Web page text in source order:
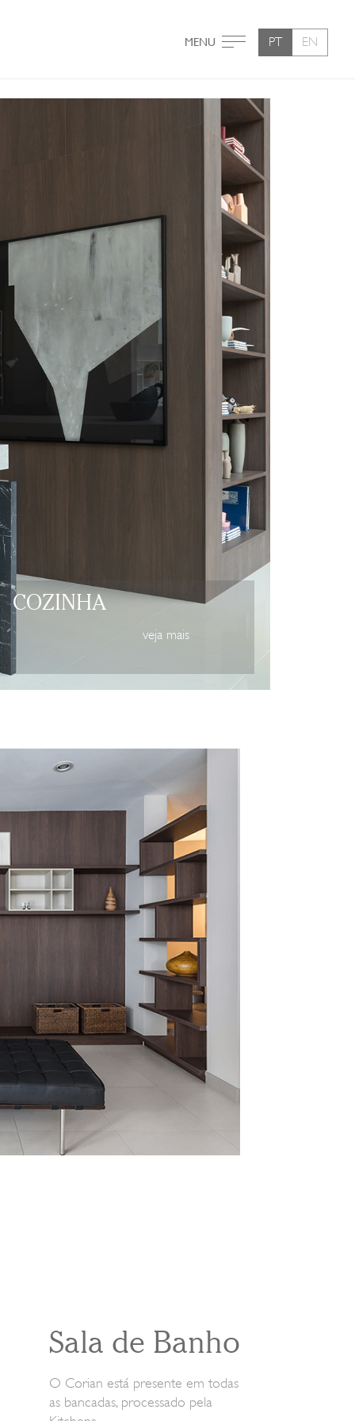
MENU PT EN
COZINHA
veja mais
Sala de Banho
O Corian está presente em todas
as bancadas, processado pela